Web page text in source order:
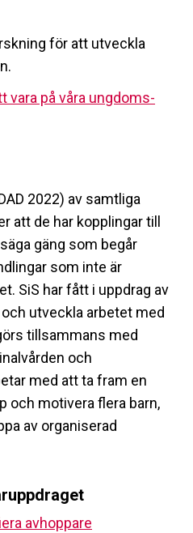
för att utveckla
vara på våra ungdoms-
2022) av samtliga
att de har kopplingar till
gäng som begår
som inte är
SiS har fått i uppdrag av
utveckla arbetet med
tillsammans med
och
med att ta fram en
och motivera flera barn,
av organiserad
avhoppare